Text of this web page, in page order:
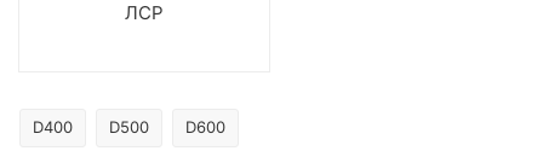
ЛСР
D400 D500 D600